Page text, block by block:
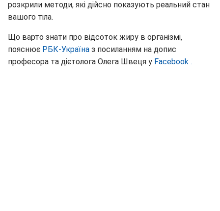
розкрили методи, які дійсно показують реальний стан
вашого тіла.
Що варто знати про відсоток жиру в організмі,
пояснює РБК-Україна з посиланням на допис
професора та дієтолога Олега Швеця у Facebook .